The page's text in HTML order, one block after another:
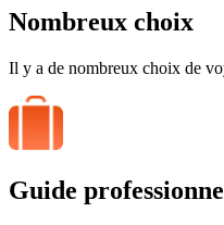
Nombreux choix
Il y a de nombreux choix de
Guide